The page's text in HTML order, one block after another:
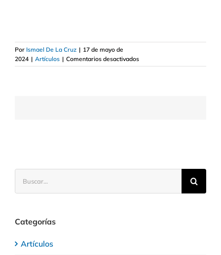
Por Ismael De La Cruz | 17 de mayo de
2024 | Artículos | Comentarios desactivadosen
Sectores
Categorías
Artículos